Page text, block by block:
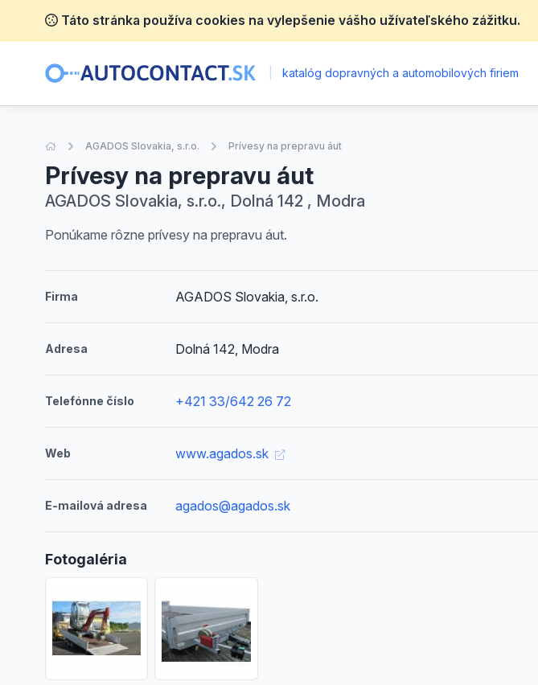
Táto stránka používa cookies na vylepšenie vášho užívateľského zážitku.
katalóg dopravných a automobilových firiem
Úvodná stránka
AGADOS Slovakia, s.r.o. Prívesy na prepravu áut
Prívesy na prepravu áut
AGADOS Slovakia, s.r.o., Dolná 142 , Modra
Ponúkame rôzne prívesy na prepravu áut.
Firma AGADOS Slovakia, s.r.o.
Adresa Dolná 142, Modra
Telefónne číslo +421 33/642 26 72
Web www.agados.sk
E-mailová adresa agados@agados.sk
Fotogaléria